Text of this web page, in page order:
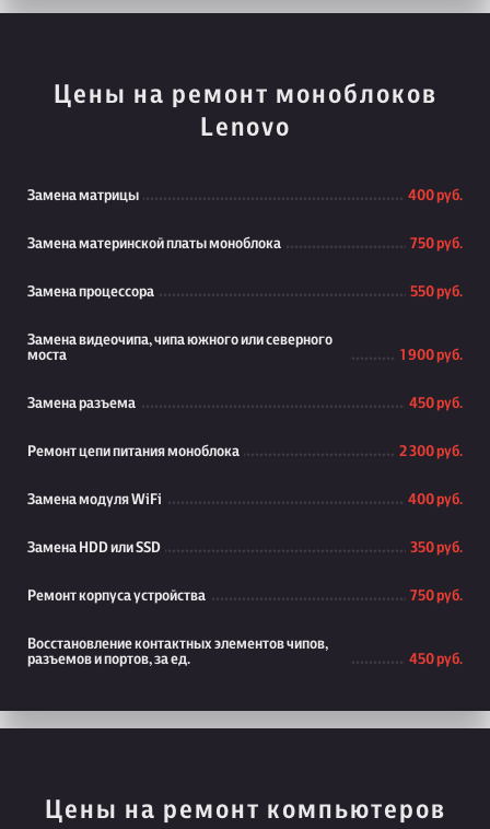
Цены на ремонт моноблоков
Lenovo
Замена матрицы 400 руб.
Замена материнской платы моноблока 750 руб.
Замена процессора 550 руб.
Замена видеочипа, чипа южного или северного
моста
1 900 руб.
Замена разъема 450 руб.
Ремонт цепи питания моноблока 2 300 руб.
Замена модуля WiFi 400 руб.
Замена HDD или SSD 350 руб.
Ремонт корпуса устройства 750 руб.
Восстановление контактных элементов чипов,
разъемов и портов, за ед.
450 руб.
Цены на ремонт компьютеров